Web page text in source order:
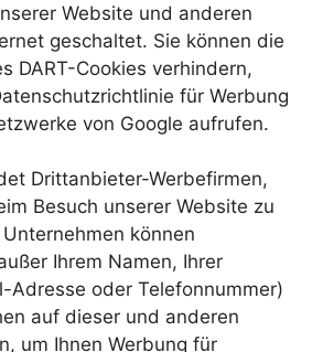
Website und anderen
geschaltet. Sie können die
DART-Cookies verhindern,
für Werbung
von Google aufrufen.
Drittanbieter-Werbefirmen,
Besuch unserer Website zu
können
Ihrem Namen, Ihrer
Adresse oder Telefonnummer)
auf dieser und anderen
um Ihnen Werbung für